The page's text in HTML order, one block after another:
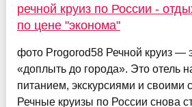
речной круиз по России -
по цене "эконома"
фото Progorod58 Речной круиз —
«доплыть до города». Это отель
питанием, экскурсиями и своими
Речные круизы по России снова